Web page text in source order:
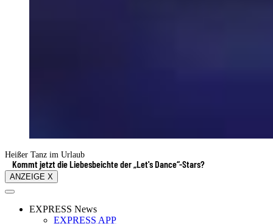
Heißer Tanz im Urlaub
Kommt jetzt die Liebesbeichte der „Let's Dance“-Stars?
ANZEIGE X
EXPRESS News
EXPRESS APP